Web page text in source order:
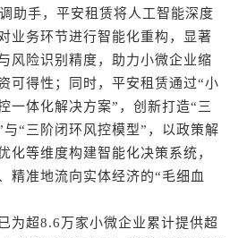
助手，平安租赁将人工智能深度
业务环节进行智能化重构，显著
风险识别精度，助力小微企业缩
可得性；同时，平安租赁通过“小
一体化解决方案”，创新打造“三
“三阶闭环风控模型”，以政策解
化等维度构建智能化决策系统，
精准地流向实体经济的“毛细血
超8.6万家小微企业累计提供超